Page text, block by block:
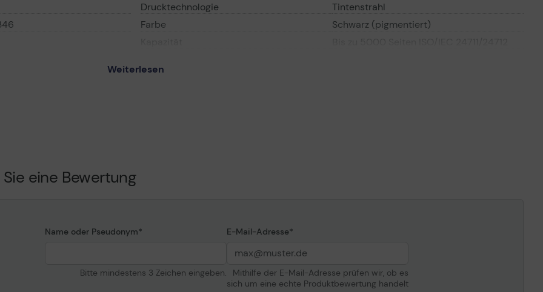
C5710DWF, WF-
Drucktechnologie
Tintenstrahl
Farbe
Schwarz (pigmentiert)
Weiterlesen
eine Bewertung
Name oder Pseudonym
Bitte mindestens 3 Zeichen eingeben.
E-Mail-Adresse
Mithilfe der E-Mail-Adresse prüfen wir, ob es
sich um eine echte Produktbewertung handelt